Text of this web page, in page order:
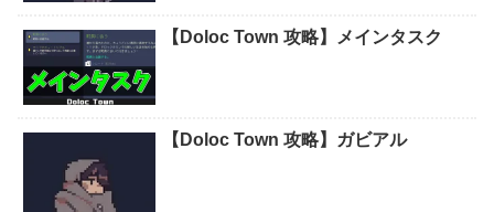
【Doloc Town 攻略】メインタスク
【Doloc Town 攻略】ガビアル